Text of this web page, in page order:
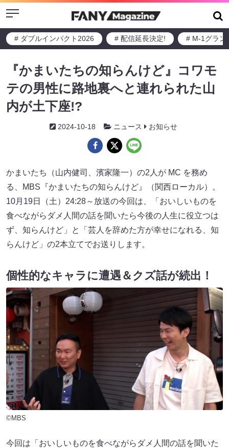
Menu
# ダブルインパクト2026 # 配信延長決定! # M-1グラン
『かまいたちの知らんけど』コワモ
テの男性に路地裏へと連れられた山
内が土下座!?
2024-10-18 ニュース お知らせ
かまいたち（山内健司、濱家隆一）の2人が MC を務め
る、MBS『かまいたちの知らんけど』（関西ローカル）。
10月19日（土）24:28～放送の今回は、「おいしいものを
食べながらダメ人間の話を聞いたら今後の人生に役立つは
ず、知らんけど」と「芸人を辞めた方が幸せになれる、知
らんけど」の2本立てでお送りします。
個性的なキャラに遭遇＆クズ話が続出！
©MBS
今回は「おいしいものを食べながらダメ人間の話を聞いた